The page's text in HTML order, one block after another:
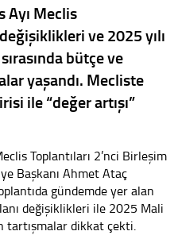
Ayı Meclis
ve 2025 yılı
bütçe ve
yaşandı. Mecliste
ile “değer artışı”
Toplantıları 2’nci Birleşim
Başkanı Ahmet Ataç
gündemde yer alan
değişiklikleri ile 2025 Mali
tartışmalar dikkat çekti.